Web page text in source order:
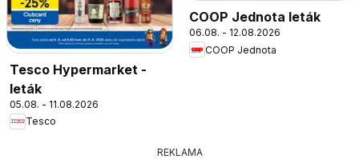
Tesco Hypermarket -
leták
05.08. - 11.08.2026
Tesco
COOP Jednota leták
06.08. - 12.08.2026
COOP Jednota
REKLAMA